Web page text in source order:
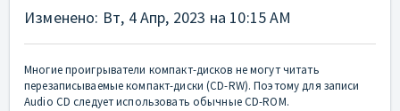
Изменено: Вт, 4 Апр, 2023 на 10:15 AM
Многие проигрыватели компакт-дисков не могут читать
перезаписываемые компакт-диски (CD-RW). Поэтому для записи
Audio CD следует использовать обычные CD-ROM.